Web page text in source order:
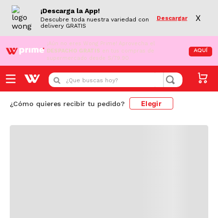
¡Descarga la App!
Descubre toda nuestra variedad con
delivery GRATIS
Descargar X
¡Aún no eres Wong Prime! Aprovecha el
DESPACHO GRATIS en tus compras de
supermercado desde S/79.90
AQUÍ
¿Que buscas hoy?
¿Cómo quieres recibir tu pedido? Elegir
Cargando comentarios...